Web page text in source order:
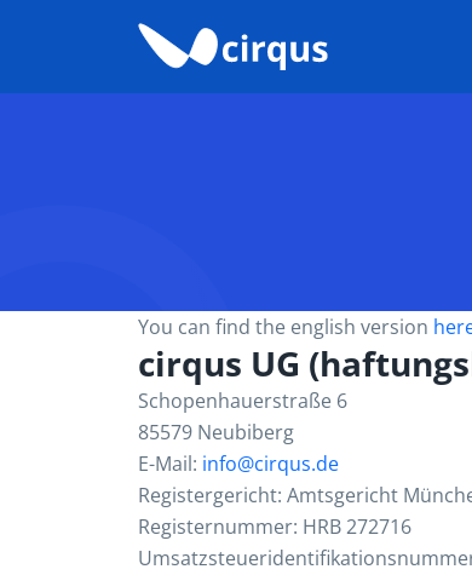
You can find the english version
cirqus UG
Schopenhauerstraße 6
85579 Neubiberg
E-Mail: info@cirqus.de
Registergericht: Amtsgericht
Registernummer: HRB 272716